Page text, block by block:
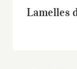
Lamelles